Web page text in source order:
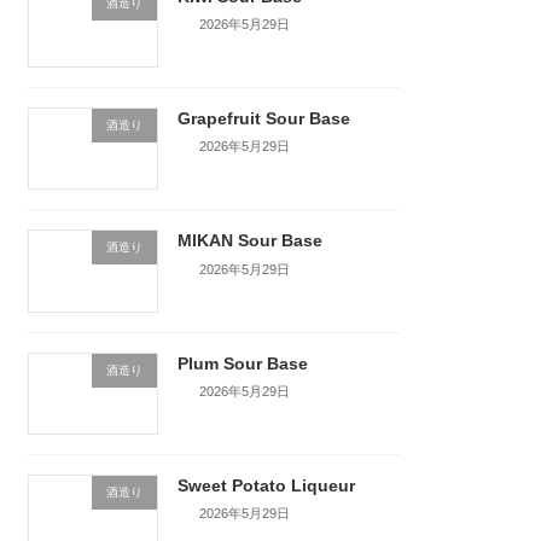
2026年5月29日
酒造り Grapefruit Sour Base
2026年5月29日
酒造り MIKAN Sour Base
2026年5月29日
酒造り Plum Sour Base
2026年5月29日
酒造り Sweet Potato Liqueur
2026年5月29日